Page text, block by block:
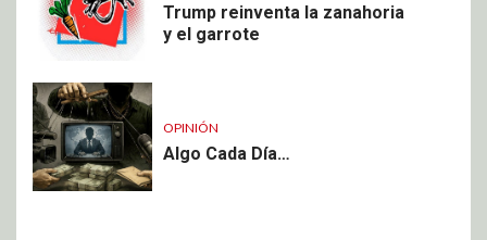
Trump reinventa la zanahoria
y el garrote
OPINIÓN
Algo Cada Día…